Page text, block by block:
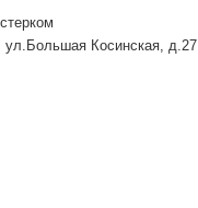
ул.Большая Косинская, д.27